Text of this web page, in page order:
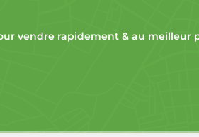
vendre rapidement & au meilleur